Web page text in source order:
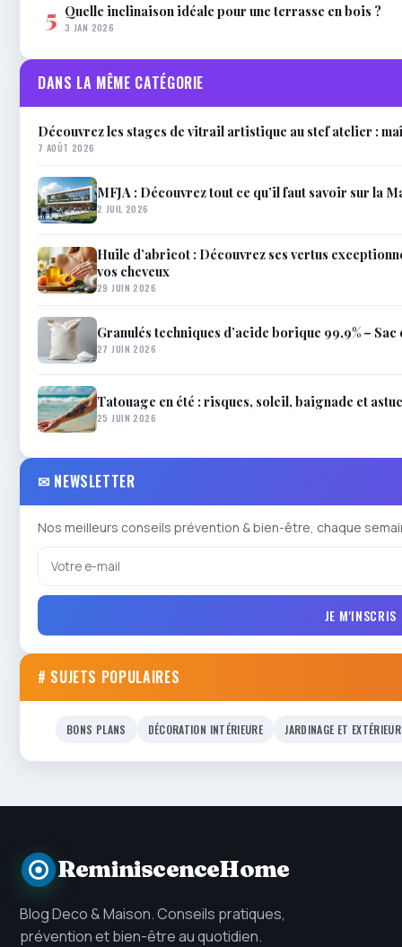
5 Quelle inclinaison idéale pour une terrasse en bois ?
3 JAN 2026
DANS LA MÊME CATÉGORIE
Découvrez les stages de vitrail artistique au stef atelier :
7 AOÛT 2026
MFJA : Découvrez tout ce qu’il faut savoir sur la
2 JUIL 2026
Huile d’abricot : Découvrez ses vertus
vos cheveux
29 JUIN 2026
Granulés techniques d’acide borique 99,9% – Sac
27 JUIN 2026
Tatouage en été : risques, soleil, baignade et
25 JUIN 2026
✉ NEWSLETTER
Nos meilleurs conseils prévention & bien-être, chaque
JE M'INSCRIS
# SUJETS POPULAIRES
BONS PLANS DÉCORATION INTÉRIEURE JARDINAGE ET EXTÉRIEUR
ReminiscenceHome
Blog Deco & Maison. Conseils pratiques,
prévention et bien-être au quotidien.